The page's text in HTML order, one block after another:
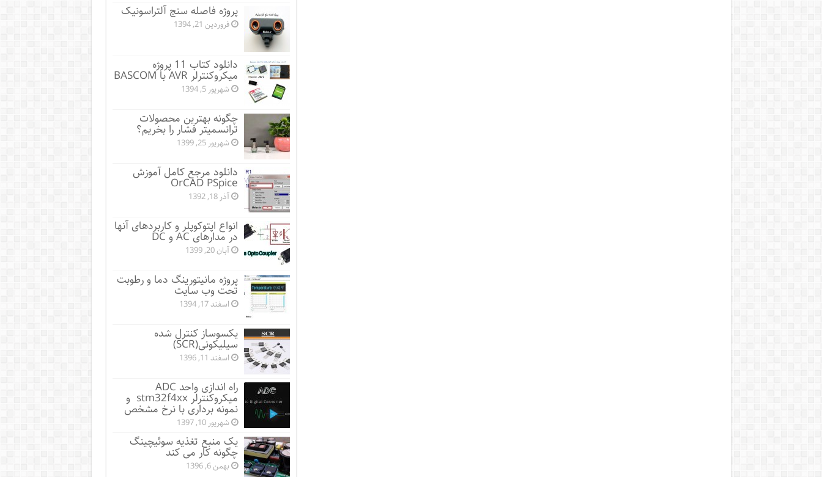
پروژه فاصله سنج آلتراسونیک
فروردین 21, 1394
دانلود کتاب 11 پروژه
میکروکنترلر AVR با BASCOM
شهریور 5, 1394
چگونه بهترین محصولات
ترانسمیتر فشار را بخریم؟
شهریور 25, 1399
دانلود مرجع کامل آموزش
OrCAD PSpice
آذر 18, 1392
انواع اپتوکوپلر و کاربردهای آنها
در مدارهای AC و DC
آبان 20, 1399
پروژه مانيتورينگ دما و رطوبت
تحت وب سایت
اسفند 17, 1394
یکسوساز کنترل شده
سیلیکونی(SCR)
اسفند 11, 1396
راه اندازی واحد ADC
میکروکنترلر stm32f4xx و
نمونه برداری با نرخ مشخص
شهریور 10, 1397
یک منبع تغذیه سوئیچینگ
چگونه کار می کند
بهمن 6, 1396